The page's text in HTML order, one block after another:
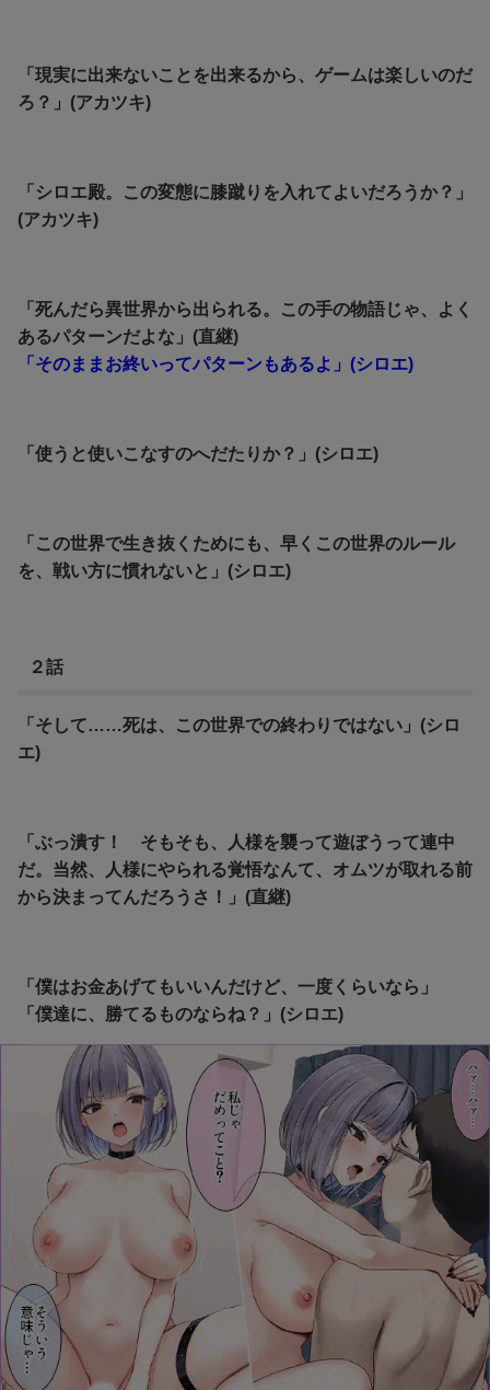
「現実に出来ないことを出来るから、ゲームは楽しいのだ
ろ？」(アカツキ)
「シロエ殿。この変態に膝蹴りを入れてよいだろうか？」
(アカツキ)
「死んだら異世界から出られる。この手の物語じゃ、よく
あるパターンだよな」(直継)
「そのままお終いってパターンもあるよ」(シロエ)
「使うと使いこなすのへだたりか？」(シロエ)
「この世界で生き抜くためにも、早くこの世界のルール
を、戦い方に慣れないと」(シロエ)
２話
「そして……死は、この世界での終わりではない」(シロ
エ)
「ぶっ潰す！ そもそも、人様を襲って遊ぼうって連中
だ。当然、人様にやられる覚悟なんて、オムツが取れる前
から決まってんだろうさ！」(直継)
「僕はお金あげてもいいんだけど、一度くらいなら」
「僕達に、勝てるものならね？」(シロエ)